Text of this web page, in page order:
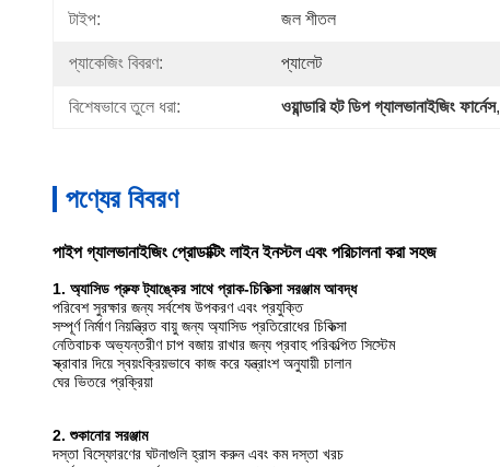
টাইপ: জল শীতল
প্যাকেজিং বিবরণ: প্যালেট
বিশেষভাবে তুলে ধরা: ওয়ান্ডারি হট ডিপ গ্যালভানাইজিং ফার্নেস,
পণ্যের বিবরণ
পাইপ গ্যালভানাইজিং প্রোডাক্টিং লাইন ইনস্টল এবং পরিচালনা করা সহজ
1. অ্যাসিড প্রুফ ট্যাঙ্কের সাথে প্রাক-চিকিত্সা সরঞ্জাম আবদ্ধ
পরিবেশ সুরক্ষার জন্য সর্বশেষ উপকরণ এবং প্রযুক্তি
সম্পূর্ণ নির্মাণ নিয়ন্ত্রিত বায়ু জন্য অ্যাসিড প্রতিরোধের চিকিত্সা
নেতিবাচক অভ্যন্তরীণ চাপ বজায় রাখার জন্য প্রবাহ পরিকল্পিত সিস্টেম
স্ক্রাবার দিয়ে স্বয়ংক্রিয়ভাবে কাজ করে যন্ত্রাংশ অনুযায়ী চালান
ঘের ভিতরে প্রক্রিয়া
2. শুকানোর সরঞ্জাম
দস্তা বিস্ফোরণের ঘটনাগুলি হ্রাস করুন এবং কম দস্তা খরচ